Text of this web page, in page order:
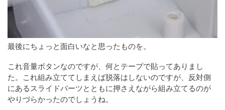
最後にちょっと面白いなと思ったものを。
これ音量ボタンなのですが、何とテープで貼ってありまし
た。これ組み立ててしまえば脱落はしないのですが、反対側
にあるスライドパーツとともに押さえながら組み立てるのが
やりづらかったのでしょうね。